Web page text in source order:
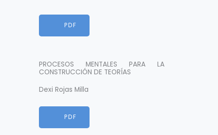
HTMLPDF
PROCESOS MENTALES PARA LA
CONSTRUCCIÓN DE TEORÍAS
Dexi Rojas Milla
HTMLPDF